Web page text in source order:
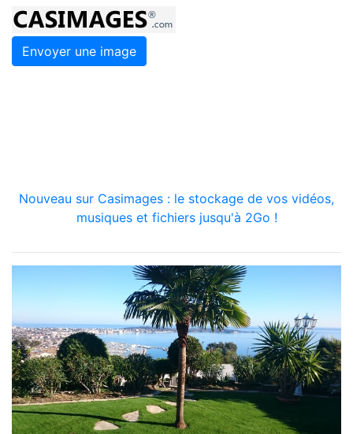
Envoyer une image
Nouveau sur Casimages : le stockage de vos vidéos,
musiques et fichiers jusqu'à 2Go !